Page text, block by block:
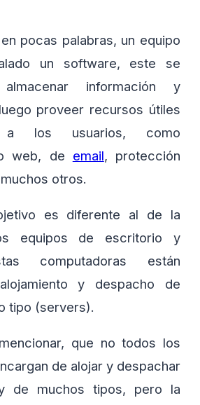
pocas palabras, un equipo
un software, este se
información y
proveer recursos útiles
los usuarios, como
web, de email, protección
otros.
es diferente al de la
equipos de escritorio y
computadoras están
y despacho de
tipo (servers).
que no todos los
de alojar y despachar
de muchos tipos, pero la